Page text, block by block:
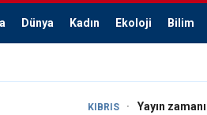
Dünya Kadın Ekoloji Bilim
KIBRIS Yayın